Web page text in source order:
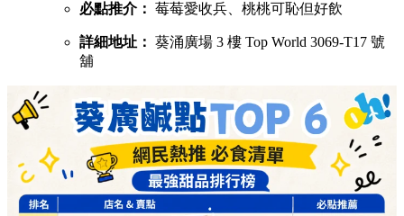
必點推介： 莓莓愛收兵、桃桃可恥但好飲
詳細地址： 葵涌廣場 3 樓 Top World 3069-T17 號
舖